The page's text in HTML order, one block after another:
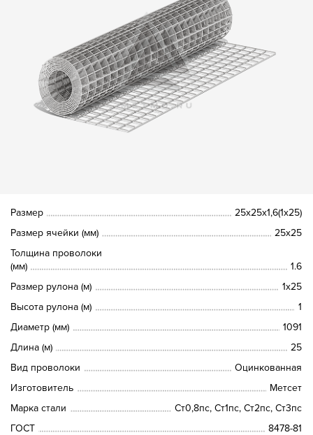
Размер
25х25х1,6(1х25)
Размер ячейки (мм)
25х25
Толщина проволоки
(мм)
1.6
Размер рулона (м)
1х25
Высота рулона (м)
1
Диаметр (мм)
1091
Длина (м)
25
Вид проволоки
Оцинкованная
Изготовитель
Метсет
Марка стали
Ст0,8пс, Ст1пс, Ст2пс, Ст3пс
ГОСТ
8478-81